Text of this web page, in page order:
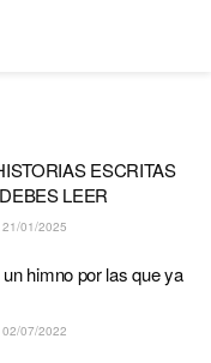
ESCRITAS
LEER
21/01/2025
himno por las que ya
02/07/2022